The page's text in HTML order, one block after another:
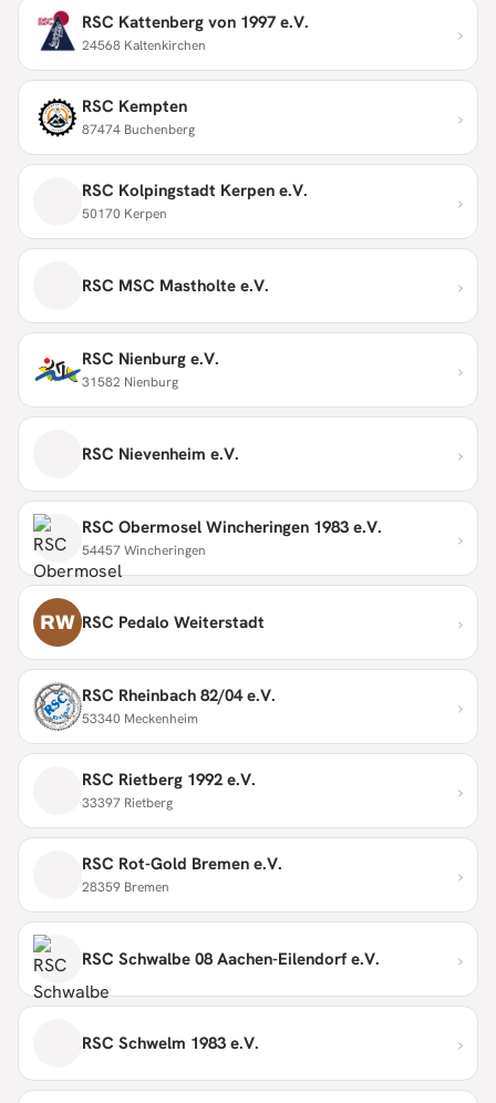
RSC Kattenberg von 1997 e.V.
24568 Kaltenkirchen ›
RSC Kempten
87474 Buchenberg ›
RSC Kolpingstadt Kerpen e.V.
50170 Kerpen ›
RSC MSC Mastholte e.V. ›
RSC Nienburg e.V.
31582 Nienburg ›
RSC Nievenheim e.V. ›
RSC Obermosel Wincheringen 1983 e.V.
54457 Wincheringen ›
RW RSC Pedalo Weiterstadt ›
RSC Rheinbach 82/04 e.V.
53340 Meckenheim ›
RSC Rietberg 1992 e.V.
33397 Rietberg ›
RSC Rot-Gold Bremen e.V.
28359 Bremen ›
RSC Schwalbe 08 Aachen-Eilendorf e.V. ›
RSC Schwelm 1983 e.V. ›